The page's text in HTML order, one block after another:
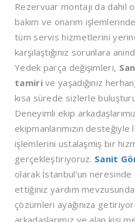
Rezervuar montajı da dahil
bakım ve onarım
tüm servis hizmetlerini
karşılaştığınız sorunlara
Yedek parça değişimleri,
tamirive yaşadığınız
kısa sürede sizlerle
Deneyimli ekip
ekipmanlarımızın desteğiyle
işlemlerini ustalaşmış bir
gerçekleştiriyoruz. Sanit
olarak İstanbul’un neresinde
ettiğiniz yardım
çözümleri ayağınıza